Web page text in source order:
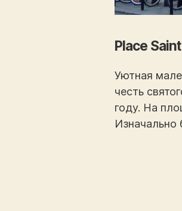
Place
Уютная
честь
году. На
Изначально